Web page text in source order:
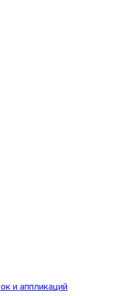
и аппликаций